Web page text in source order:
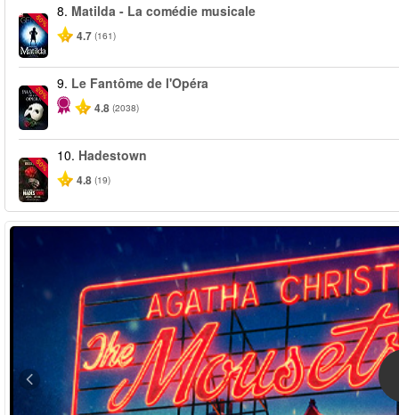
-50%
8. Matilda - La comédie musicale
4.7 (161)
-20%
9. Le Fantôme de l'Opéra
4.8 (2038)
-50%
10. Hadestown
4.8 (19)